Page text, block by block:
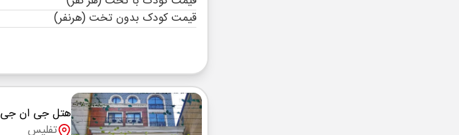
قیمت کودک بدون تخت (هرنفر)
هتل جی ان جی
تفلیس